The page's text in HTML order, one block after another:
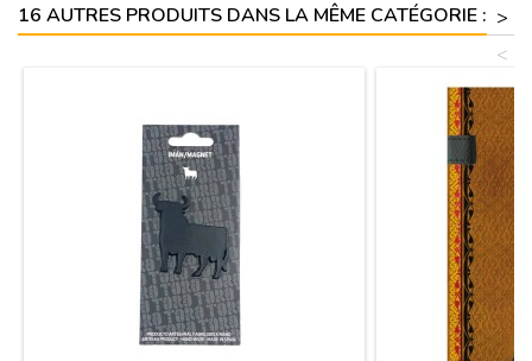
16 AUTRES PRODUITS DANS LA MÊME CATÉGORIE : >
<